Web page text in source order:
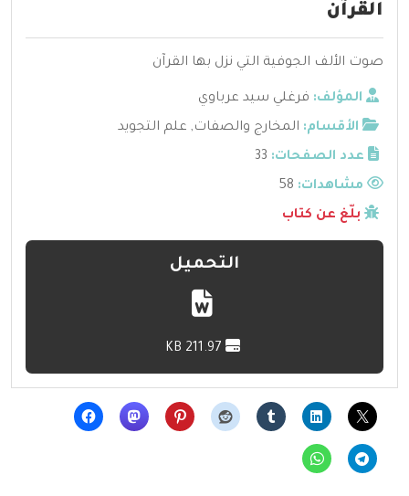
القرآن
صوت الألف الجوفية التي نزل بها القرآن
المؤلف: فرغلي سيد عرباوي
الأقسام: المخارج والصفات, علم التجويد
عدد الصفحات: 33
مشاهدات:
بلّغ عن كتاب
التحميل